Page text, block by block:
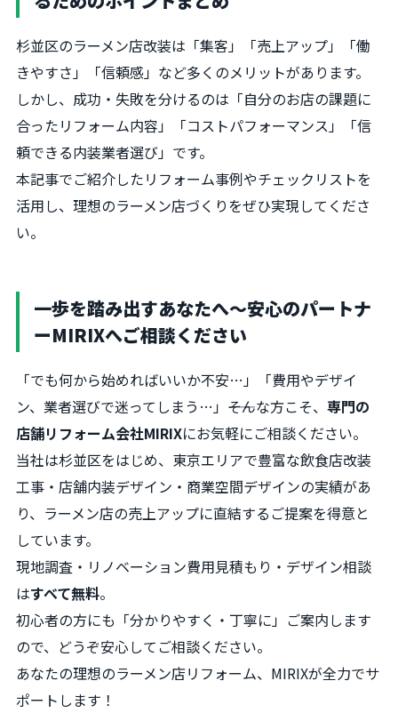
杉並区のラーメン店改装は「集客」「売上アップ」「働
きやすさ」「信頼感」など多くのメリットがあります。
しかし、成功・失敗を分けるのは「自分のお店の課題に
合ったリフォーム内容」「コストパフォーマンス」「信
頼できる内装業者選び」です。
本記事でご紹介したリフォーム事例やチェックリストを
活用し、理想のラーメン店づくりをぜひ実現してくださ
い。
一歩を踏み出すあなたへ～安心のパートナ
ーMIRIXへご相談ください
「でも何から始めればいいか不安…」「費用やデザイ
ン、業者選びで迷ってしまう…」――そんな方こそ、 専門の
店舗リフォーム会社MIRIXにお気軽にご相談ください。
当社は杉並区をはじめ、東京エリアで豊富な飲食店改装
工事・店舗内装デザイン・商業空間デザインの実績があ
り、ラーメン店の売上アップに直結するご提案を得意と
しています。
現地調査・リノベーション費用見積もり・デザイン相談
はすべて無料。
初心者の方にも「分かりやすく・丁寧に」ご案内します
ので、どうぞ安心してご相談ください。
あなたの理想のラーメン店リフォーム、MIRIXが全力でサ
ポートします！